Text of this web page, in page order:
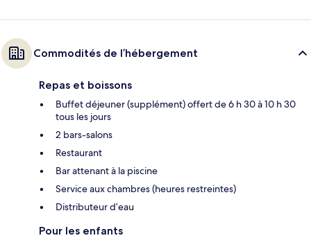
Commodités de l’hébergement
Repas et boissons
Buffet déjeuner (supplément) offert de 6 h 30 à 10 h 30
tous les jours
2 bars-salons
Restaurant
Bar attenant à la piscine
Service aux chambres (heures restreintes)
Distributeur d’eau
Pour les enfants